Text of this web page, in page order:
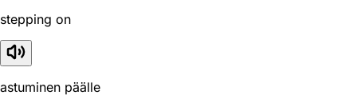
stepping on
astuminen päälle